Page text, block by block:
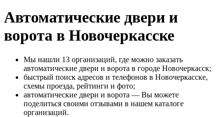
Автоматические двери и
ворота в Новочеркасске
Мы нашли 13 организаций, где можно заказать
автоматические двери и ворота в городе Новочеркасск;
быстрый поиск адресов и телефонов в Новочеркасске,
схемы проезда, рейтинги и фото;
автоматические двери и ворота — Вы можете
поделиться своими отзывами в нашем каталоге
организаций.